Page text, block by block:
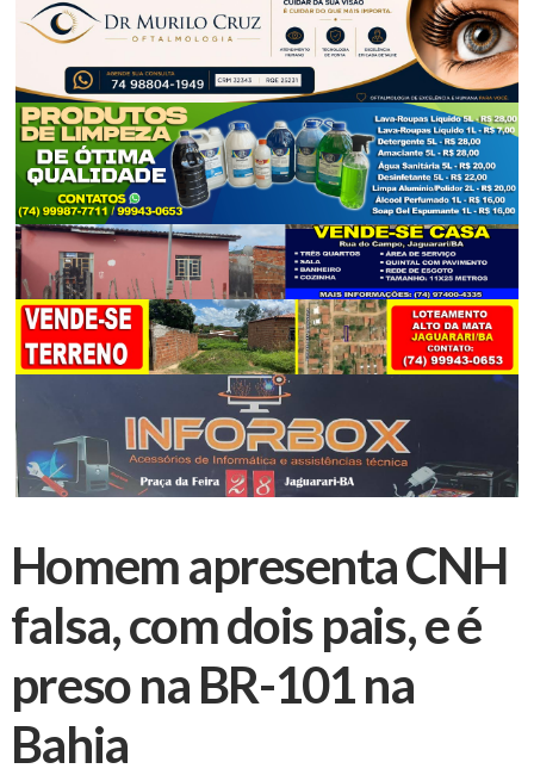
Homem apresenta CNH
falsa, com dois pais, e é
preso na BR-101 na
Bahia